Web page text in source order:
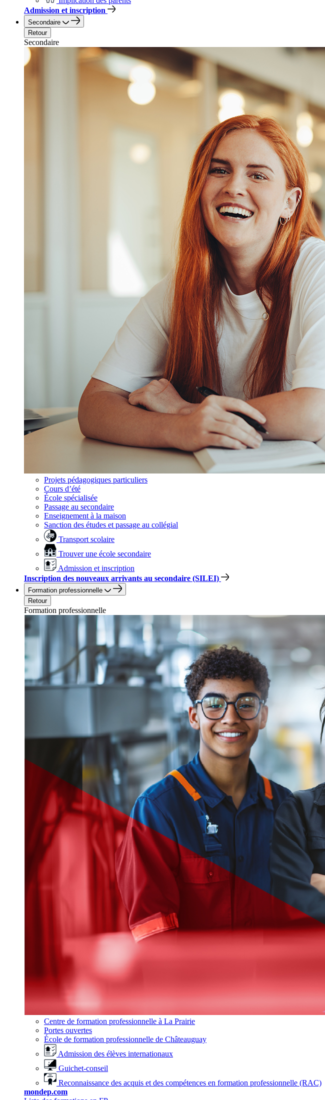
Admission et inscription
Secondaire
Retour
Secondaire
Projets pédagogiques particuliers
Cours d’été
École spécialisée
Passage au secondaire
Enseignement à la maison
Sanction des études et passage au collégial
Transport scolaire
Trouver une école secondaire
Admission et inscription
Inscription des nouveaux arrivants au secondaire (SILEI)
Formation professionnelle
Retour
Formation professionnelle
Centre de formation professionnelle à La Prairie
Portes ouvertes
École de formation professionnelle de Châteauguay
Admission des élèves internationaux
Guichet-conseil
Reconnaissance des acquis et des compétences en formation professionnelle (RAC)
mondep.com